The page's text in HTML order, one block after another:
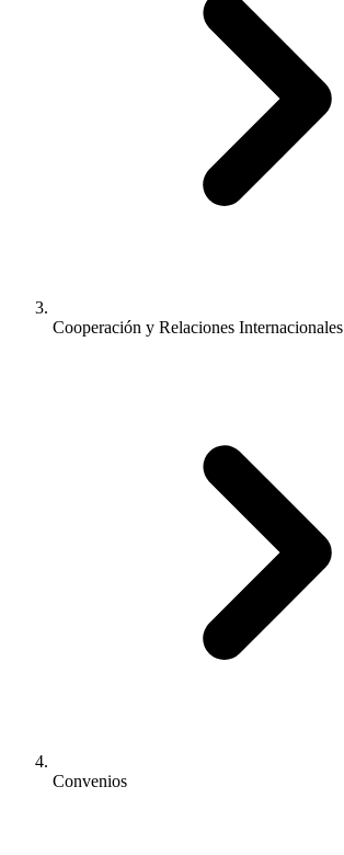
Cooperación y Relaciones Internacionales
Convenios